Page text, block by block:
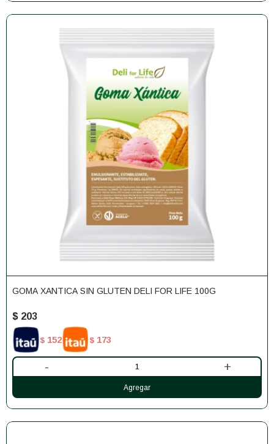
GOMA XANTICA SIN GLUTEN DELI FOR LIFE 100G
$ 203
$ 152 $ 173
- +